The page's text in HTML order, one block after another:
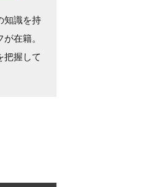
知識を持
在籍。
把握して